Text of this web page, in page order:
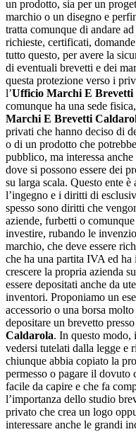
un prodotto, sia per un
marchio o un disegno e
tratta comunque di andare
richieste, certificati,
tutto questo, per avere la
di eventuali brevetti e dei
questa protezione verso i
l’Ufficio Marchi E Brevetti
comunque ha una sede
Marchi E Brevetti
privati che hanno deciso di
o di un prodotto che
pubblico, ma interessa
dove si possono essere dei
su larga scala. Questo ente
l’ingegno e i diritti di
spesso sono diritti che
aziende, furbetti o
investire, rubando le
marchio, che deve essere
che ha una partita IVA ed ha
crescere la propria azienda
essere depositati anche da
inventori. Proponiamo un
accessorio o una borsa
depositare un brevetto
Caldarola. In questo modo,
vedersi tutelati dalla legge e
chiunque abbia copiato la
permesso o pagare il dovuto
facile da capire e che fa
l’importanza dello studio
privato che crea un logo
interessare anche le grandi